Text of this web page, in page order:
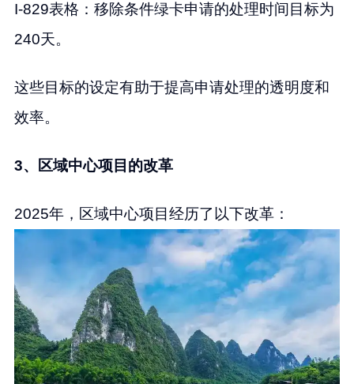
I-829表格：移除条件绿卡申请的处理时间目标为
240天。
这些目标的设定有助于提高申请处理的透明度和
效率。
3、区域中心项目的改革
2025年，区域中心项目经历了以下改革：